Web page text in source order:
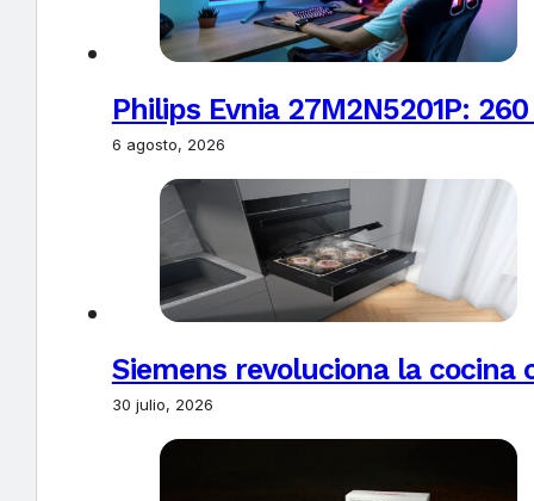
Philips Evnia 27M2N5201P:
6 agosto, 2026
Siemens revoluciona la
30 julio, 2026